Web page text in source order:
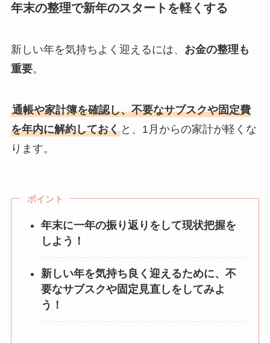
年末の整理で新年のスタートを軽くする
新しい年を気持ちよく迎えるには、 お金の整理も
重要。
通帳や家計簿を確認し、不要なサブスクや固定費
を年内に解約しておくと、1月からの家計が軽くな
ります。
ポイント
年末に一年の振り返りをして現状把握を
しよう！
新しい年を気持ち良く迎えるために、不
要なサブスクや固定見直しをしてみよ
う！